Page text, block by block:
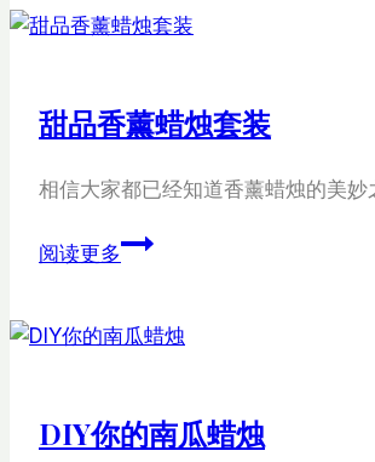
型
甜品香薰蜡烛套装
相信大家都已经知道香薰蜡烛的美
阅读更多甜
薰
套
DIY你的南瓜蜡烛